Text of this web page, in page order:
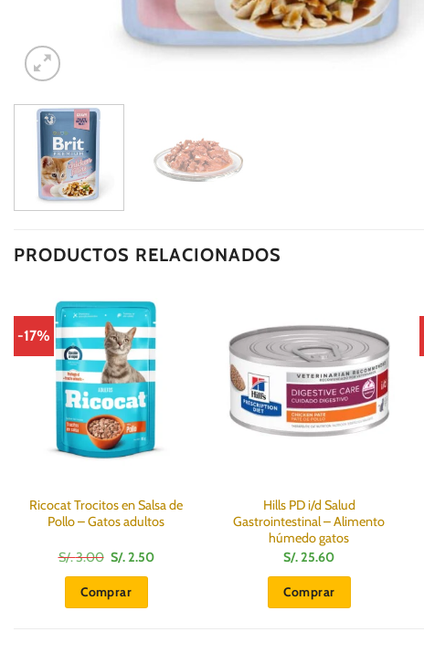
PRODUCTOS RELACIONADOS
-17%
Ricocat Trocitos en Salsa de
Pollo – Gatos adultos
S/.3.00 El
precio
original
era:
S/.
S/.2.50El
Comprar
Hills PD i/d Salud
Gastrointestinal – Alimento
húmedo gatos
S/.25.60
Comprar